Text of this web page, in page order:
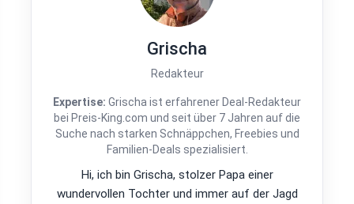
Grischa
Redakteur
Expertise: Grischa ist erfahrener Deal-Redakteur
bei Preis-King.com und seit über 7 Jahren auf die
Suche nach starken Schnäppchen, Freebies und
Familien-Deals spezialisiert.
Hi, ich bin Grischa, stolzer Papa einer
wundervollen Tochter und immer auf der Jagd